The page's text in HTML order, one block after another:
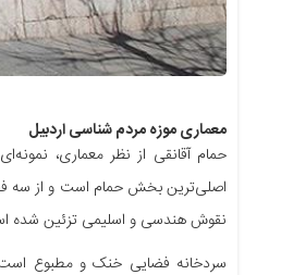
معماری موزه مردم شناسی اردبیل
حمام آقانقی از نظر معماری،
اصلی‌ترین بخش حمام است و از سه
نقوش هندسی و اسلیمی تزئین شده
سردخانه فضایی خنک و مطبوع